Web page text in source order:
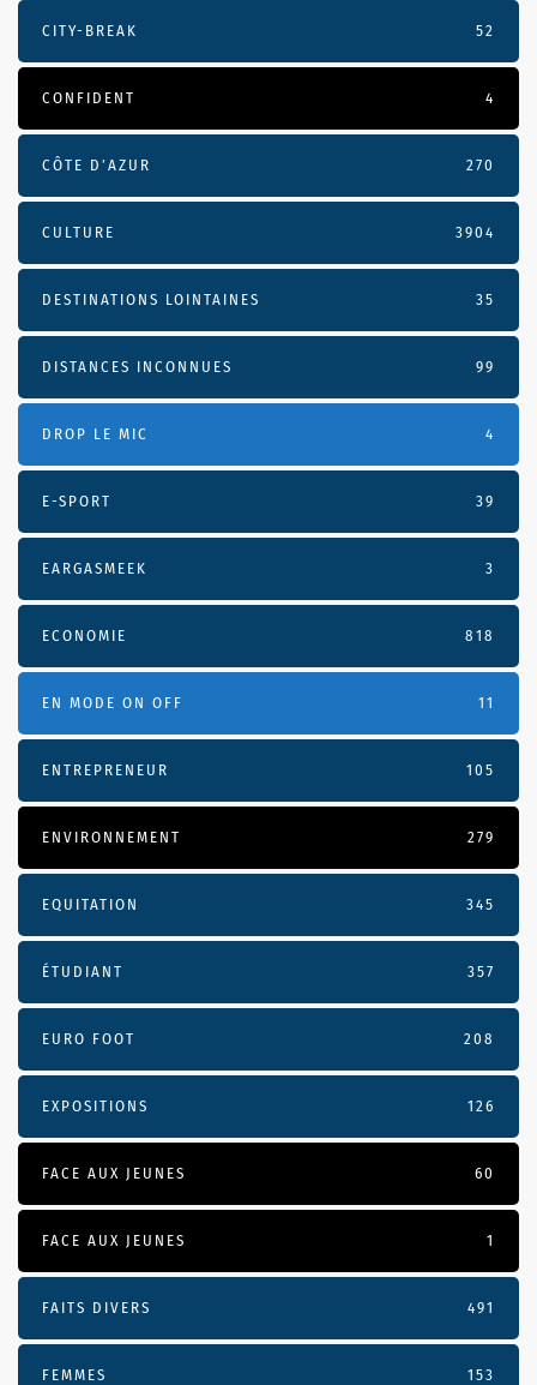
CITY-BREAK 52
CONFIDENT 4
CÔTE D’AZUR 270
CULTURE 3904
DESTINATIONS LOINTAINES 35
DISTANCES INCONNUES 99
DROP LE MIC 4
E-SPORT 39
EARGASMEEK 3
ECONOMIE 818
EN MODE ON OFF 11
ENTREPRENEUR 105
ENVIRONNEMENT 279
EQUITATION 345
ÉTUDIANT 357
EURO FOOT 208
EXPOSITIONS 126
FACE AUX JEUNES 60
FACE AUX JEUNES 1
FAITS DIVERS 491
FEMMES 153